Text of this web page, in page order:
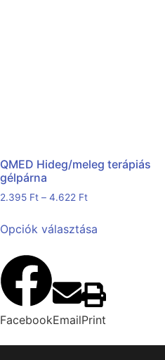
QMED Hideg/meleg terápiás
gélpárna
2.395 Ft – 4.622 Ft
Opciók választása
FacebookEmailPrint